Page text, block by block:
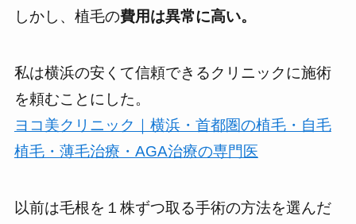
しかし、植毛の費用は異常に高い。
私は横浜の安くて信頼できるクリニックに施術
を頼むことにした。
ヨコ美クリニック｜横浜・首都圏の植毛・自毛
植毛・薄毛治療・AGA治療の専門医
以前は毛根を１株ずつ取る手術の方法を選んだ